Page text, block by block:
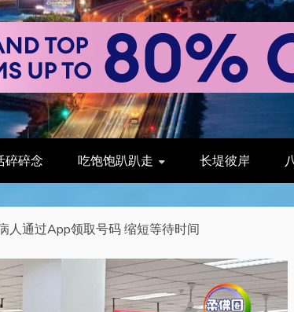
碎碎念 吃饱饱趴趴走 长堤彼岸
人通过App领取号码 缩短等待时间